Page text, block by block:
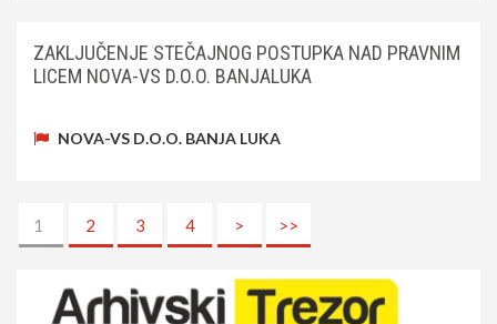
ZAKLJUČENJE STEČAJNOG POSTUPKA NAD PRAVNIM
LICEM NOVA-VS D.O.O. BANJALUKA
NOVA-VS D.O.O. BANJA LUKA
1 2 3 4 > >>